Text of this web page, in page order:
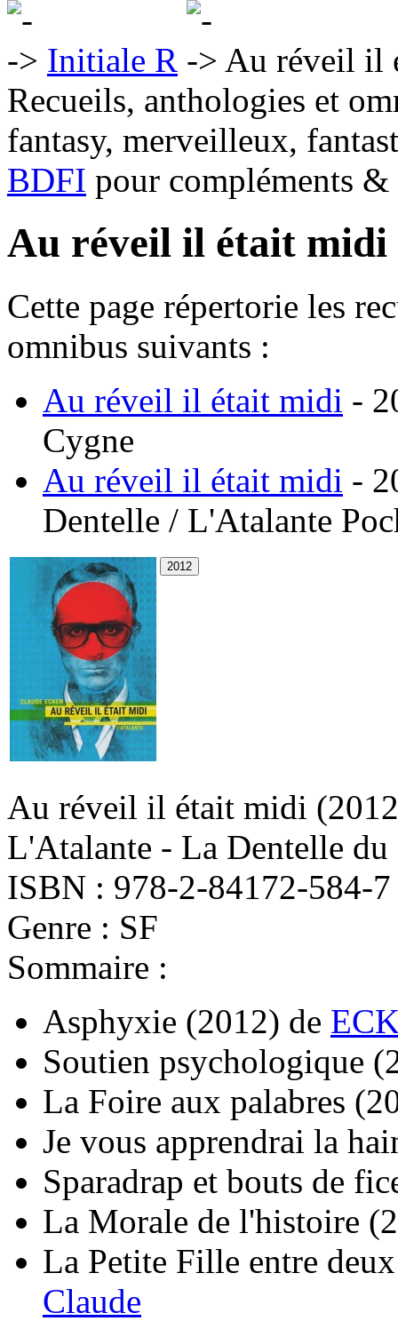
Initiale R
Au réveil il
Recueils, anthologies et
fantasy, merveilleux,
BDFI pour compléments
Au réveil il était midi
Cette page répertorie les
omnibus suivants :
Au réveil il était midi -
Cygne
Au réveil il était midi -
Dentelle / L'Atalante
Au réveil il était midi
L'Atalante - La Dentelle du
ISBN : 978-2-84172-584-7
Genre : SF
Sommaire :
Asphyxie (2012) de
Soutien psychologique
La Foire aux palabres
Je vous apprendrai la
Sparadrap et bouts de
La Morale de l'histoire
La Petite Fille entre
Claude